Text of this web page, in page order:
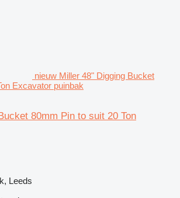
nieuw Miller 48" Digging Bucket
Excavator puinbak
80mm Pin to suit 20 Ton
Leeds